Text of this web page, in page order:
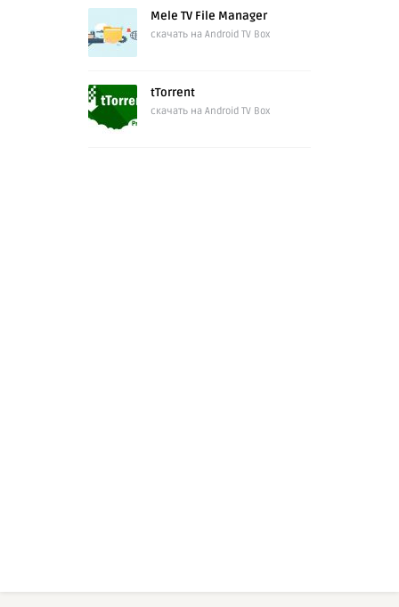
Mele TV File Manager
скачать на Android TV Box
tTorrent
скачать на Android TV Box